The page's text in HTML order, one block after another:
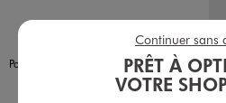
Disponible en 2 coloris
VERT STANDARD
Polo manches courtes avec inscription brodée poitrine fille
9,99 €
PRÊT À
VOTRE
Continuer sans